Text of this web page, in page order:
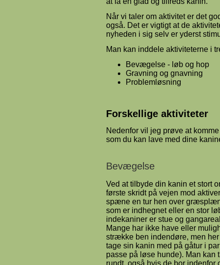
Når vi taler om aktivitet er det
også. Det er vigtigt at de
nyheden i sig selv er yderst
Man kan inddele aktiviteterne i
Bevægelse - løb og hop
Gravning og gnavning
Problemløsning
Forskellige aktiviteter
Nedenfor vil jeg prøve at
som du kan lave med dine
Bevægelse
Ved at tilbyde din kanin et stort
første skridt på vejen mod
spæne en tur hen over
som er indhegnet eller en stor
indekaniner er stue og
Mange har ikke have eller
strække ben indendøre, men
tage sin kanin med på gåtur i
passe på løse hunde). Man kan
rundt, også hvis de bor indenfor